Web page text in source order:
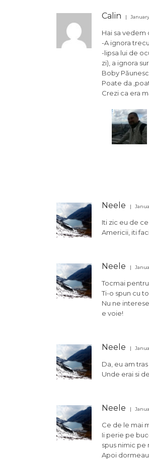
Calin January
Hai sa
-A ignora
-lipsa lui de
zi), a ignora
Boby
Poate da
Crezi ca era
Neele
Iti zic eu de
Americii, iti
Neele
Tocmai
Ti-o spun cu
Nu ne
e voie!
Neele
Da, eu am
Unde erai si
Neele
Ce de le mai
Ii perie pe
spus nimic pe
Apoi